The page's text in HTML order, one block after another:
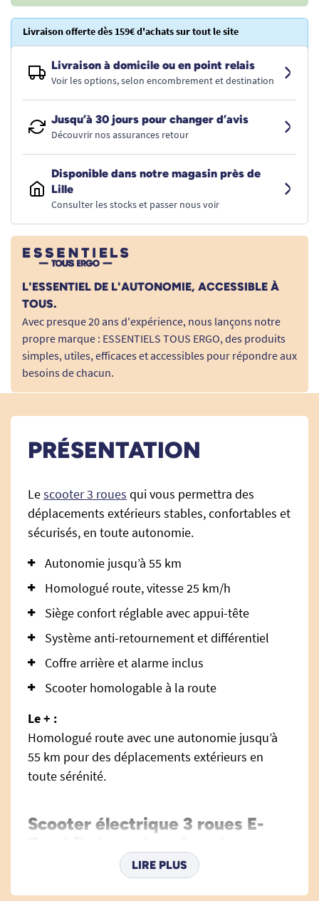
Livraison offerte dès 159€ d'achats sur tout le site
Livraison à domicile ou en point relais
Voir les options, selon encombrement et destination
Jusqu’à 30 jours pour changer d’avis
Découvrir nos assurances retour
Disponible dans notre magasin près de
Lille
Consulter les stocks et passer nous voir
L'ESSENTIEL DE L'AUTONOMIE, ACCESSIBLE À
TOUS.
Avec presque 20 ans d'expérience, nous lançons notre
propre marque : ESSENTIELS TOUS ERGO, des produits
simples, utiles, efficaces et accessibles pour répondre aux
besoins de chacun.
PRÉSENTATION
Lescooter 3 roues qui vous permettra des
déplacements extérieurs stables, confortables et
sécurisés, en toute autonomie.
Autonomie jusqu’à 55 km
Homologué route, vitesse 25 km/h
Siège confort réglable avec appui-tête
Système anti-retournement et différentiel
Coffre arrière et alarme inclus
Scooter homologable à la route
Le + :
Homologué route avec une autonomie jusqu’à
55 km pour des déplacements extérieurs en
toute sérénité.
Scooter électrique 3 roues E-
autonomie, stabilité et confort
au quotidien
LIRE PLUS